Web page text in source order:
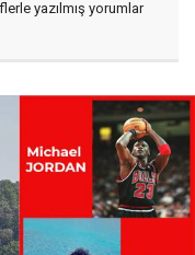
yazılmış yorumlar